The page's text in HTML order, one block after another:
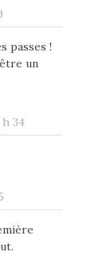
passes !
un
h 34